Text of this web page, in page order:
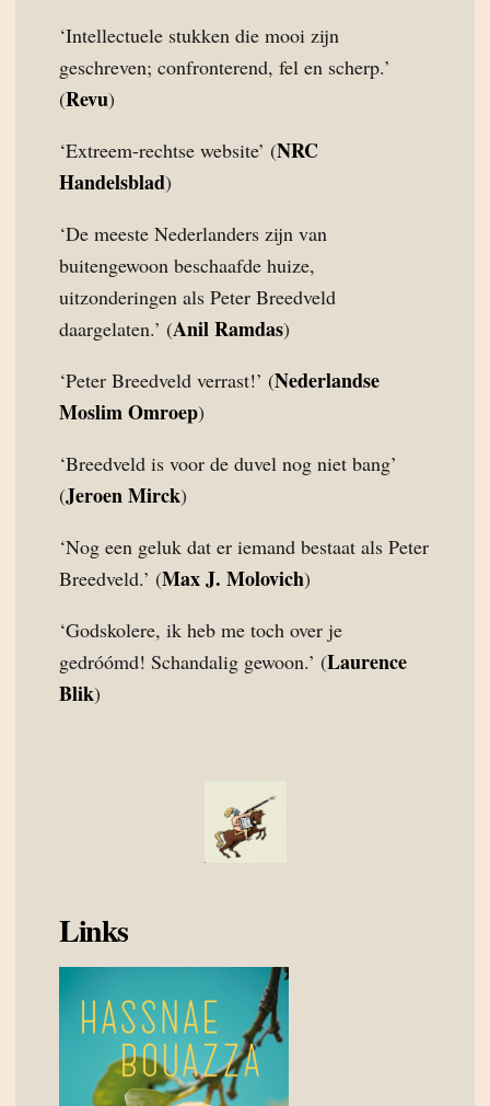
‘Intellectuele stukken die mooi zijn
geschreven; confronterend, fel en scherp.’
(Revu)
‘Extreem-rechtse website’ (NRC
Handelsblad)
‘De meeste Nederlanders zijn van
buitengewoon beschaafde huize,
uitzonderingen als Peter Breedveld
daargelaten.’ (Anil Ramdas)
‘Peter Breedveld verrast!’ (Nederlandse
Moslim Omroep)
‘Breedveld is voor de duvel nog niet bang’
(Jeroen Mirck)
‘Nog een geluk dat er iemand bestaat als Peter
Breedveld.’ (Max J. Molovich)
‘Godskolere, ik heb me toch over je
gedróómd! Schandalig gewoon.’ (Laurence
Blik)
Links